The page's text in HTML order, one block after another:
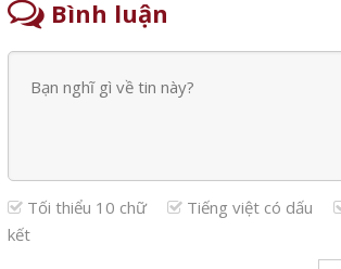
Bình luận
Tối thiểu 10 chữ Tiếng việt có dấu
kết